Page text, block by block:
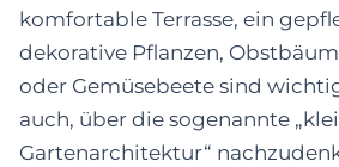
komfortable Terrasse, ein
dekorative Pflanzen,
oder Gemüsebeete sind
auch, über die sogenannte
Gartenarchitektur“